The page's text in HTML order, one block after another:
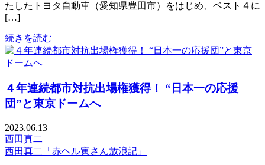
たしたトヨタ自動車（愛知県豊田市）をはじめ、ベスト４に
[…]
続きを読む
４年連続都市対抗出場権獲得！ “日本一の応援
団”と東京ドームへ
2023.06.13
西田真二
西田真二「赤ヘル寅さん放浪記」